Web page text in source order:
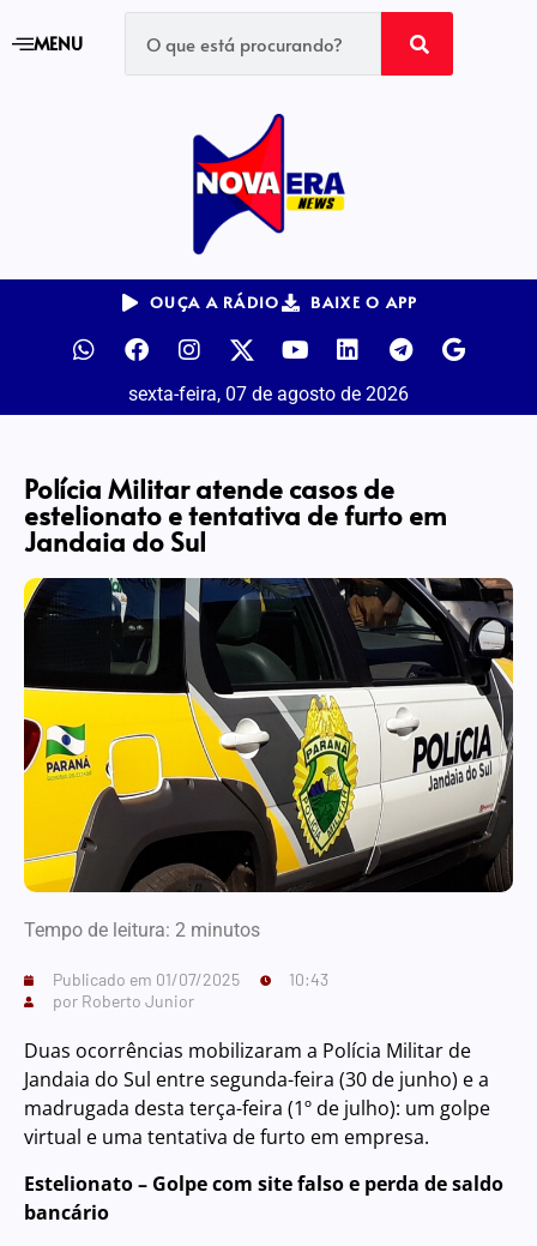
MENU
OUÇA A RÁDIO BAIXE O APP
sexta-feira, 07 de agosto de 2026
Polícia Militar atende casos de
estelionato e tentativa de furto em
Jandaia do Sul
Tempo de leitura: 2 minutos
Publicado em 01/07/2025
10:43
por Roberto Junior
Duas ocorrências mobilizaram a Polícia Militar de
Jandaia do Sul entre segunda-feira (30 de junho) e a
madrugada desta terça-feira (1º de julho): um golpe
virtual e uma tentativa de furto em empresa.
Estelionato – Golpe com site falso e perda de saldo
bancário